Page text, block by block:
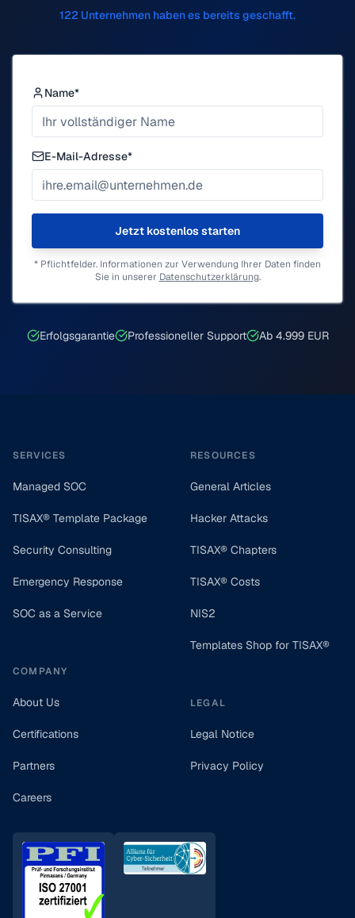
122 Unternehmen haben es bereits geschafft.
Name*
E-Mail-Adresse*
Jetzt kostenlos starten
* Pflichtfelder. Informationen zur Verwendung Ihrer Daten finden
Sie in unserer Datenschutzerklärung.
Erfolgsgarantie Professioneller Support Ab 4.999 EUR
SERVICES
Managed SOC
TISAX® Template Package
Security Consulting
Emergency Response
SOC as a Service
COMPANY
About Us
Certifications
Partners
Careers
RESOURCES
General Articles
Hacker Attacks
TISAX® Chapters
TISAX® Costs
NIS2
Templates Shop for TISAX®
LEGAL
Legal Notice
Privacy Policy